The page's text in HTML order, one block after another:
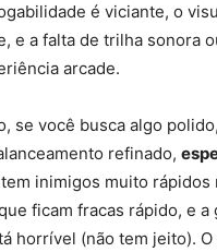
é viciante, o
e a falta de trilha sonora
arcade.
se você busca algo
refinado,
tem inimigos muito rápidos
ficam fracas rápido, e a
horrível (não tem jeito).